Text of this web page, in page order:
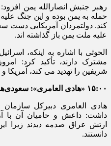
رهبر جنبش انصارالله یمن افزود:
حمله به یمن بوده و این جنگ
کند. دولتمردان آمریکایی دست
علیه ملت یمن باز گذاشته اند.
الحوثی با اشاره به اینکه،
مشترک دارند، تأکید کرد:
شریفین را تهدید می کند، آمریکا
۱۵:۰۰ «هادی العامری»: سعودی‌ها در یمن شکست خواهند خورد
هادی العامری دبیرکل سازمان
داشت: داعش و حامیان آن با
ارتش عراق صدمه دیدند زیرا
دانستند.